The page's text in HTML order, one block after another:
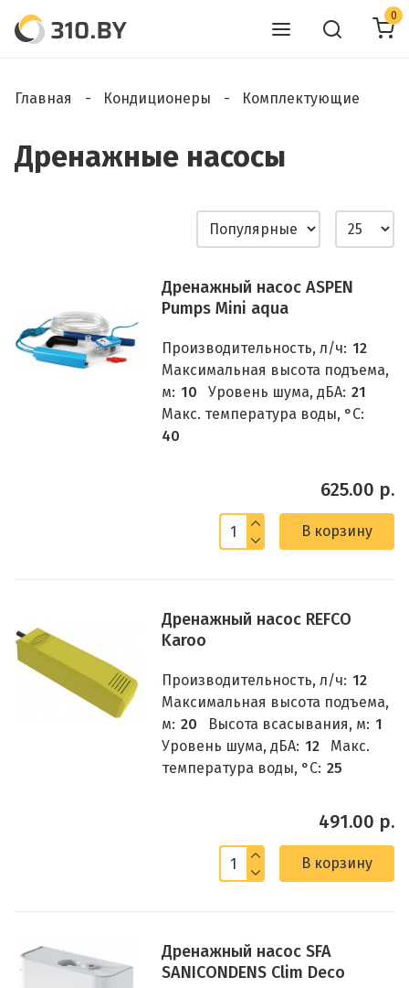
0
Главная Кондиционеры Комплектующие
Дренажные насосы
Дренажный насос ASPEN
Pumps Mini aqua
Производительность, л/ч: 12
Максимальная высота подъема,
м: 10 Уровень шума, дБА: 21
Макс. температура воды, °C:
40
625.00 р.
В корзину
Дренажный насос REFCO
Karoo
Производительность, л/ч: 12
Максимальная высота подъема,
м: 20 Высота всасывания, м: 1
Уровень шума, дБА: 12
Макс.
температура воды, °C: 25
491.00 р.
В корзину
Дренажный насос SFA
SANICONDENS Clim Deco